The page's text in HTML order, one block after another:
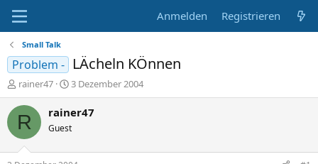
Anmelden Registrieren
Small Talk
Problem - LÄcheln KÖnnen
E
r
s
t
l
rainer47
E
r
s
e
l
3 Dezember 2004
R rainer47
Guest